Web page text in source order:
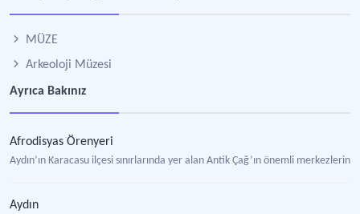
MÜZE
Arkeoloji Müzesi
Ayrıca Bakınız
Afrodisyas Örenyeri
Aydın’ın Karacasu ilçesi sınırlarında yer alan Antik Çağ’ın önemli
Aydın